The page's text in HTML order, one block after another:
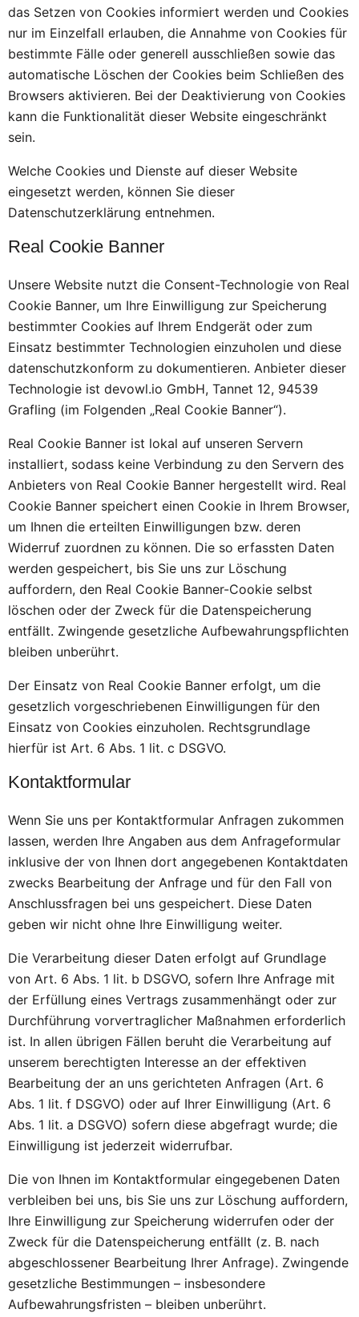
das Setzen von Cookies informiert werden und Cookies
nur im Einzelfall erlauben, die Annahme von Cookies für
bestimmte Fälle oder generell ausschließen sowie das
automatische Löschen der Cookies beim Schließen des
Browsers aktivieren. Bei der Deaktivierung von Cookies
kann die Funktionalität dieser Website eingeschränkt
sein.
Welche Cookies und Dienste auf dieser Website
eingesetzt werden, können Sie dieser
Datenschutzerklärung entnehmen.
Real Cookie Banner
Unsere Website nutzt die Consent-Technologie von Real
Cookie Banner, um Ihre Einwilligung zur Speicherung
bestimmter Cookies auf Ihrem Endgerät oder zum
Einsatz bestimmter Technologien einzuholen und diese
datenschutzkonform zu dokumentieren. Anbieter dieser
Technologie ist devowl.io GmbH, Tannet 12, 94539
Grafling (im Folgenden „Real Cookie Banner“).
Real Cookie Banner ist lokal auf unseren Servern
installiert, sodass keine Verbindung zu den Servern des
Anbieters von Real Cookie Banner hergestellt wird. Real
Cookie Banner speichert einen Cookie in Ihrem Browser,
um Ihnen die erteilten Einwilligungen bzw. deren
Widerruf zuordnen zu können. Die so erfassten Daten
werden gespeichert, bis Sie uns zur Löschung
auffordern, den Real Cookie Banner-Cookie selbst
löschen oder der Zweck für die Datenspeicherung
entfällt. Zwingende gesetzliche Aufbewahrungspflichten
bleiben unberührt.
Der Einsatz von Real Cookie Banner erfolgt, um die
gesetzlich vorgeschriebenen Einwilligungen für den
Einsatz von Cookies einzuholen. Rechtsgrundlage
hierfür ist Art. 6 Abs. 1 lit. c DSGVO.
Kontaktformular
Wenn Sie uns per Kontaktformular Anfragen zukommen
lassen, werden Ihre Angaben aus dem Anfrageformular
inklusive der von Ihnen dort angegebenen Kontaktdaten
zwecks Bearbeitung der Anfrage und für den Fall von
Anschlussfragen bei uns gespeichert. Diese Daten
geben wir nicht ohne Ihre Einwilligung weiter.
Die Verarbeitung dieser Daten erfolgt auf Grundlage
von Art. 6 Abs. 1 lit. b DSGVO, sofern Ihre Anfrage mit
der Erfüllung eines Vertrags zusammenhängt oder zur
Durchführung vorvertraglicher Maßnahmen erforderlich
ist. In allen übrigen Fällen beruht die Verarbeitung auf
unserem berechtigten Interesse an der effektiven
Bearbeitung der an uns gerichteten Anfragen (Art. 6
Abs. 1 lit. f DSGVO) oder auf Ihrer Einwilligung (Art. 6
Abs. 1 lit. a DSGVO) sofern diese abgefragt wurde; die
Einwilligung ist jederzeit widerrufbar.
Die von Ihnen im Kontaktformular eingegebenen Daten
verbleiben bei uns, bis Sie uns zur Löschung auffordern,
Ihre Einwilligung zur Speicherung widerrufen oder der
Zweck für die Datenspeicherung entfällt (z. B. nach
abgeschlossener Bearbeitung Ihrer Anfrage). Zwingende
gesetzliche Bestimmungen – insbesondere
Aufbewahrungsfristen – bleiben unberührt.